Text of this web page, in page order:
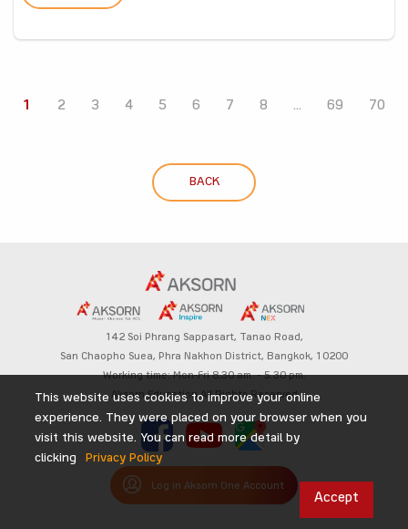
1 2 3 4 5 6 7 8 ... 69 70
BACK
142 Soi Phrang Sappasart, Tanao Road,
San Chaopho Suea, Phra Nakhon District, Bangkok, 10200
Working time: Mon-Fri 8.30 am. – 5.30 pm.
Aksorn Education All Rights Reserved
Log in Aksorn One Account
This website uses cookies to improve your online
experience. They were placed on your browser when you
visit this website. You can read more detail by
clicking
Privacy Policy
Accept